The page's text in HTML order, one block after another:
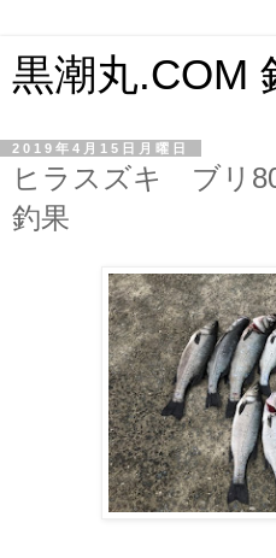
黒潮丸.COM
2019年4月15日月曜日
ヒラスズキ ブリ
釣果